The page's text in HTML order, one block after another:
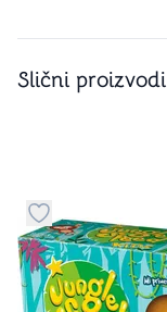
Slični proizvodi
Dugme za